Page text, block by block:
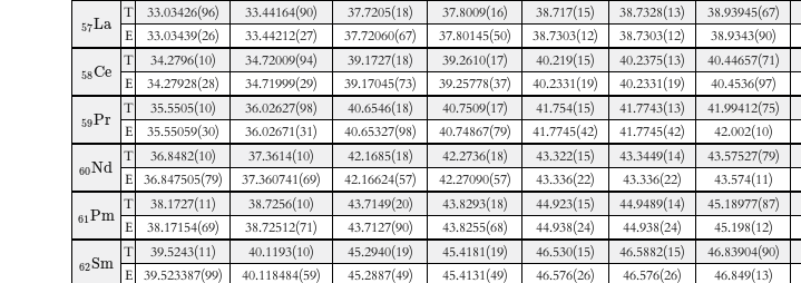
57La
T 33.03426(96) 33.44164(90) 37.7205(18) 37.8009(16) 38.717(15) 38.7328(13) 38.93945(67)
E
33.03439(26) 33.44212(27) 37.72060(67) 37.80145(50) 38.7303(12) 38.7303(12) 38.9343(90)
58Ce
T 34.2796(10) 34.72009(94) 39.1727(18) 39.2610(17) 40.219(15) 40.2375(13) 40.44657(71)
E
34.27928(28) 34.71999(29) 39.17045(73) 39.25778(37) 40.2331(19) 40.2331(19) 40.4536(97)
59Pr
T 35.5505(10) 36.02627(98) 40.6546(18) 40.7509(17) 41.754(15) 41.7743(13) 41.99412(75)
E
35.55059(30) 36.02671(31) 40.65327(98) 40.74867(79) 41.7745(42) 41.7745(42) 42.002(10)
60Nd
T 36.8482(10) 37.3614(10) 42.1685(18) 42.2736(18) 43.322(15) 43.3449(14) 43.57527(79)
E
36.847505(79) 37.360741(69) 42.16624(57) 42.27090(57) 43.336(22) 43.336(22) 43.574(11)
61Pm
T 38.1727(11) 38.7256(10) 43.7149(20) 43.8293(18) 44.923(15) 44.9489(14) 45.18977(87)
E
38.17154(69) 38.72512(71) 43.7127(90) 43.8255(68) 44.938(24) 44.938(24) 45.198(12)
62Sm
T 39.5243(11) 40.1193(10) 45.2940(19) 45.4181(19) 46.530(15) 46.5882(15) 46.83904(90)
E
39.523387(99) 40.118484(59) 45.2887(49) 45.4131(49) 46.576(26) 46.576(26) 46.849(13)